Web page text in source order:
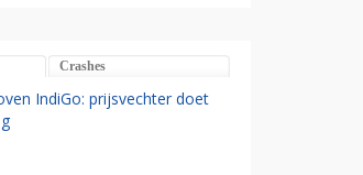
Crashes
IndiGo: prijsvechter doet